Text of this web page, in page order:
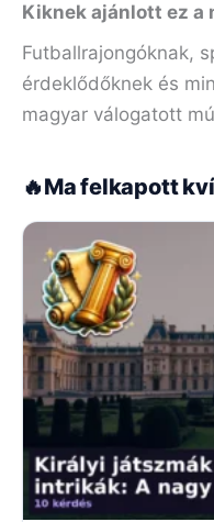
Kiknek ajánlott ez a
Futballrajongóknak,
érdeklődőknek és
magyar válogatott
🔥Ma felkapott